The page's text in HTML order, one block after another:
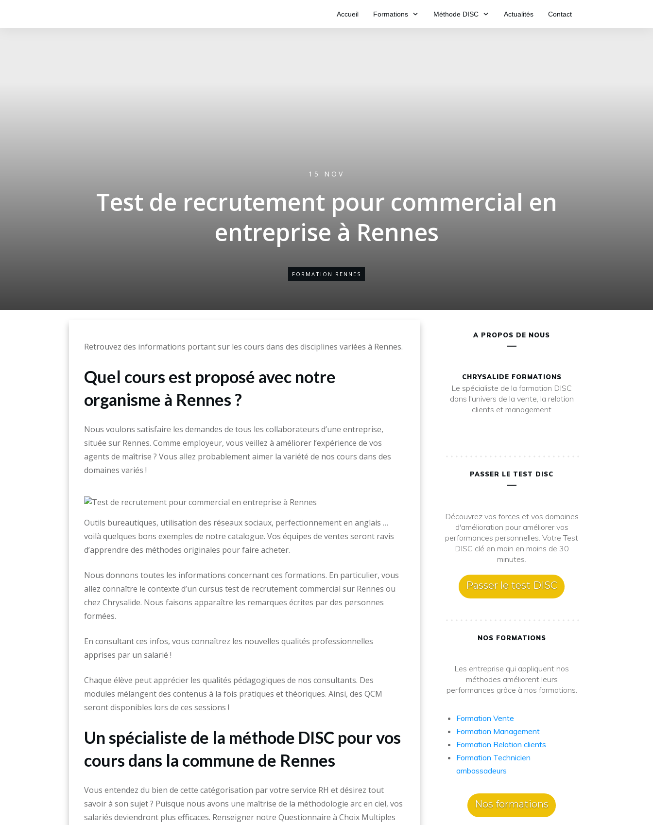
Accueil Formations Méthode DISC Actualités Contact
15 NOV
Test de recrutement pour commercial en
entreprise à Rennes
FORMATION RENNES
Retrouvez des informations portant sur les cours dans des disciplines variées à Rennes.
Quel cours est proposé avec notre
organisme à Rennes ?
Nous voulons satisfaire les demandes de tous les collaborateurs d’une entreprise,
située sur Rennes. Comme employeur, vous veillez à améliorer l’expérience de vos
agents de maîtrise ? Vous allez probablement aimer la variété de nos cours dans des
domaines variés !
Outils bureautiques, utilisation des réseaux sociaux, perfectionnement en anglais …
voilà quelques bons exemples de notre catalogue. Vos équipes de ventes seront ravis
d’apprendre des méthodes originales pour faire acheter.
Nous donnons toutes les informations concernant ces formations. En particulier, vous
allez connaître le contexte d’un cursus test de recrutement commercial sur Rennes ou
chez Chrysalide. Nous faisons apparaître les remarques écrites par des personnes
formées.
En consultant ces infos, vous connaîtrez les nouvelles qualités professionnelles
apprises par un salarié !
Chaque élève peut apprécier les qualités pédagogiques de nos consultants. Des
modules mélangent des contenus à la fois pratiques et théoriques. Ainsi, des QCM
seront disponibles lors de ces sessions !
Un spécialiste de la méthode DISC pour vos
cours dans la commune de Rennes
Vous entendez du bien de cette catégorisation par votre service RH et désirez tout
savoir à son sujet ? Puisque nous avons une maîtrise de la méthodologie arc en ciel, vos
salariés deviendront plus efficaces. Renseigner notre Questionnaire à Choix Multiples
A PROPOS DE NOUS
CHRYSALIDE FORMATIONS
Le spécialiste de la formation DISC
dans l'univers de la vente, la relation
clients et management
PASSER LE TEST DISC
Découvrez vos forces et vos domaines
d'amélioration pour améliorer vos
performances personnelles. Votre Test
DISC clé en main en moins de 30
minutes.
Passer le test DISC
NOS FORMATIONS
Les entreprise qui appliquent nos
méthodes améliorent leurs
performances grâce à nos formations.
Formation Vente
Formation Management
Formation Relation clients
Formation Technicien
ambassadeurs
Nos formations